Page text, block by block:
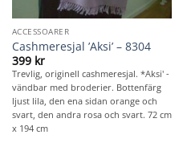
ACCESSOARER
Cashmeresjal ’Aksi’ – 8304
399 kr
Trevlig, originell cashmeresjal. *Aksi' -
vändbar med broderier. Bottenfärg
ljust lila, den ena sidan orange och
svart, den andra rosa och svart. 72 cm
x 194 cm